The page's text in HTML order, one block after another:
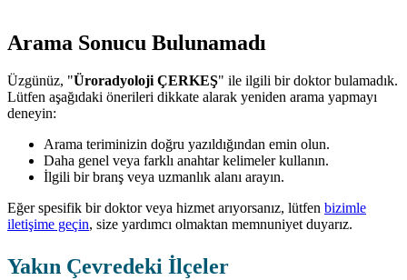
Arama Sonucu Bulunamadı
Üzgünüz, "Üroradyoloji ÇERKEŞ" ile ilgili bir doktor bulamadık.
Lütfen aşağıdaki önerileri dikkate alarak yeniden arama yapmayı
deneyin:
Arama teriminizin doğru yazıldığından emin olun.
Daha genel veya farklı anahtar kelimeler kullanın.
İlgili bir branş veya uzmanlık alanı arayın.
Eğer spesifik bir doktor veya hizmet arıyorsanız, lütfen bizimle
iletişime geçin, size yardımcı olmaktan memnuniyet duyarız.
Yakın Çevredeki İlçeler